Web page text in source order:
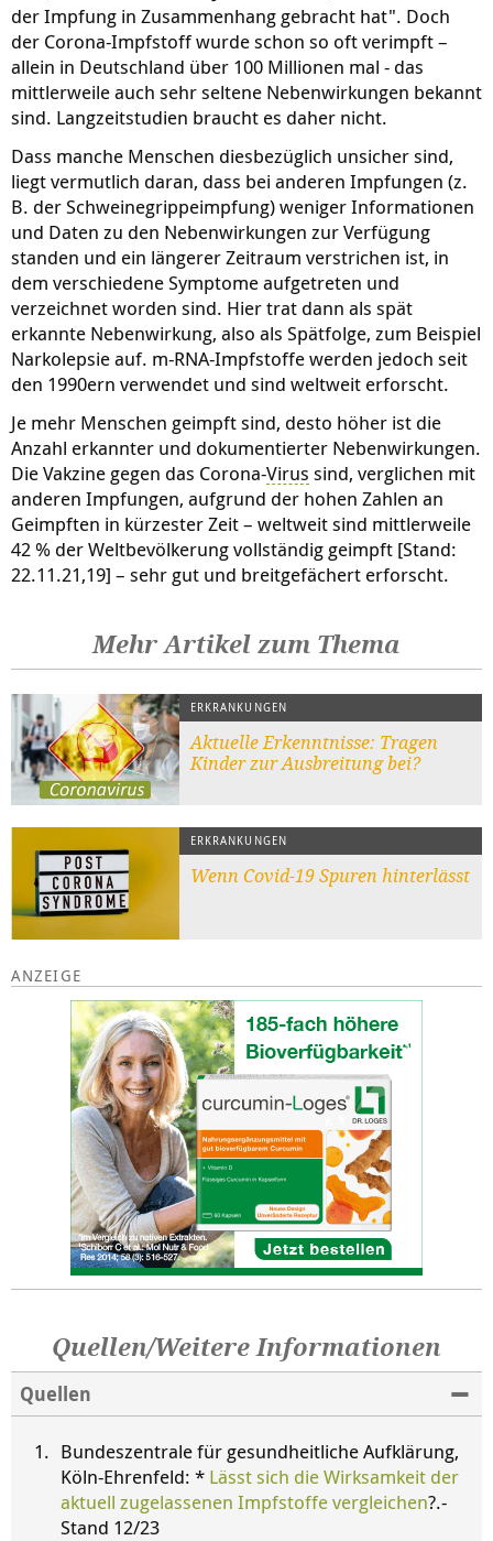
der Impfung in Zusammenhang gebracht hat". Doch
der Corona-Impfstoff wurde schon so oft verimpft –
allein in Deutschland über 100 Millionen mal - das
mittlerweile auch sehr seltene Nebenwirkungen bekannt
sind. Langzeitstudien braucht es daher nicht.
Dass manche Menschen diesbezüglich unsicher sind,
liegt vermutlich daran, dass bei anderen Impfungen (z.
B. der Schweinegrippeimpfung) weniger Informationen
und Daten zu den Nebenwirkungen zur Verfügung
standen und ein längerer Zeitraum verstrichen ist, in
dem verschiedene Symptome aufgetreten und
verzeichnet worden sind. Hier trat dann als spät
erkannte Nebenwirkung, also als Spätfolge, zum Beispiel
Narkolepsie auf. m-RNA-Impfstoffe werden jedoch seit
den 1990ern verwendet und sind weltweit erforscht.
Je mehr Menschen geimpft sind, desto höher ist die
Anzahl erkannter und dokumentierter Nebenwirkungen.
Die Vakzine gegen das Corona-Virus sind, verglichen mit
anderen Impfungen, aufgrund der hohen Zahlen an
Geimpften in kürzester Zeit – weltweit sind mittlerweile
42 % der Weltbevölkerung vollständig geimpft [Stand:
22.11.21,19] – sehr gut und breitgefächert erforscht.
Mehr Artikel zum Thema
ERKRANKUNGEN
Aktuelle Erkenntnisse: Tragen
Kinder zur Ausbreitung bei?
ERKRANKUNGEN
Wenn Covid-19 Spuren hinterlässt
Quellen/Weitere Informationen
Quellen
Bundeszentrale für gesundheitliche Aufklärung,
Köln-Ehrenfeld: * Lässt sich die Wirksamkeit der
aktuell zugelassenen Impfstoffe vergleichen?.-
Stand 12/23